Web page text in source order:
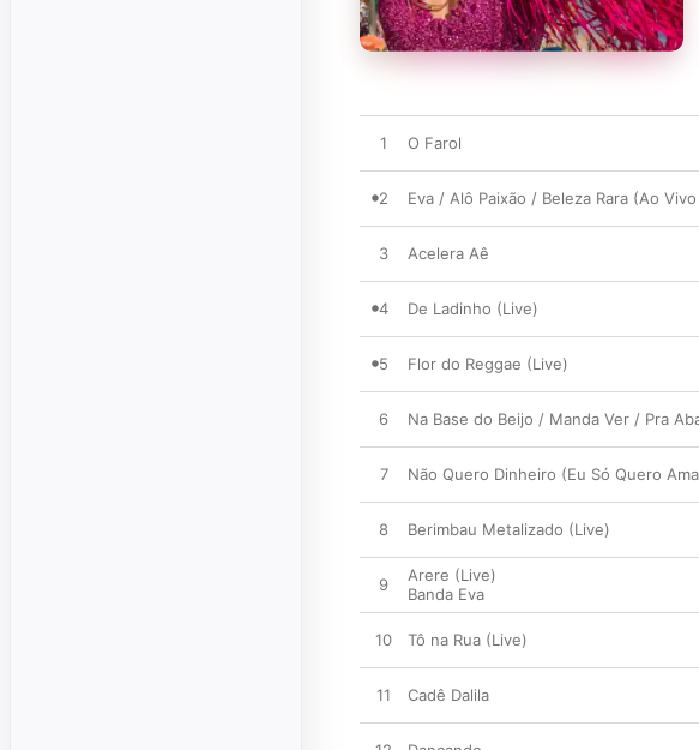
1 O Farol
2 Eva / Alô Paixão / Beleza Rara (Ao
3 Acelera Aê
4 De Ladinho (Live)
5 Flor do Reggae (Live)
6 Na Base do Beijo / Manda Ver / Pra
7 Não Quero Dinheiro (Eu Só Quero
8 Berimbau Metalizado (Live)
9
Arere (Live)
Banda Eva
10 Tô na Rua (Live)
11 Cadê Dalila